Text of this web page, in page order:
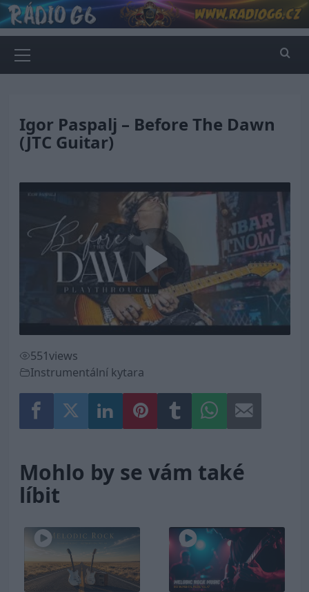
Skip
to
content
Menu
Igor Paspalj – Before The Dawn
(JTC Guitar)
Play
Video
551views
Instrumentální kytara
Mohlo by se vám také
líbit